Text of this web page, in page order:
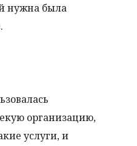
нужна была
организацию,
услуги, и